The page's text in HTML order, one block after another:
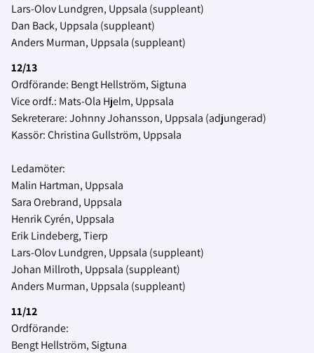
Lars-Olov Lundgren, Uppsala (suppleant)
Dan Back, Uppsala (suppleant)
Anders Murman, Uppsala (suppleant)
12/13
Ordförande: Bengt Hellström, Sigtuna
Vice ordf.: Mats-Ola Hjelm, Uppsala
Sekreterare: Johnny Johansson, Uppsala (adjungerad)
Kassör: Christina Gullström, Uppsala
Ledamöter:
Malin Hartman, Uppsala
Sara Orebrand, Uppsala
Henrik Cyrén, Uppsala
Erik Lindeberg, Tierp
Lars-Olov Lundgren, Uppsala (suppleant)
Johan Millroth, Uppsala (suppleant)
Anders Murman, Uppsala (suppleant)
11/12
Ordförande:
Bengt Hellström, Sigtuna